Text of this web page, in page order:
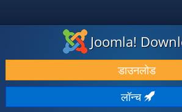
डाउनलोड करें और बढ़ाएं
खोजें और जानें
सामुदायिक समर्थन
Joomla!
डाउनलोड
लॉन्च